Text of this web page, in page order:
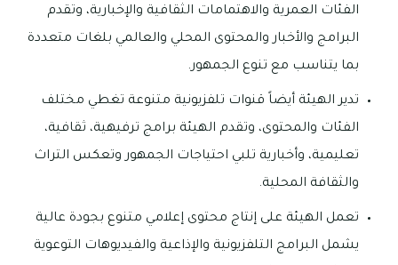
الفئات العمرية والاهتمامات الثقافية والإخبارية، وتقدم
البرامج والأخبار والمحتوى المحلي والعالمي بلغات متعددة
بما يتناسب مع تنوع الجمهور.
تدير الهيئة أيضاً قنوات تلفزيونية متنوعة تغطي مختلف
الفئات والمحتوى، وتقدم الهيئة برامج ترفيهية، ثقافية،
تعليمية، وأخبارية تلبي احتياجات الجمهور وتعكس التراث
والثقافة المحلية.
تعمل الهيئة على إنتاج محتوى إعلامي متنوع بجودة عالية
يشمل البرامج التلفزيونية والإذاعية والفيديوهات التوعوية